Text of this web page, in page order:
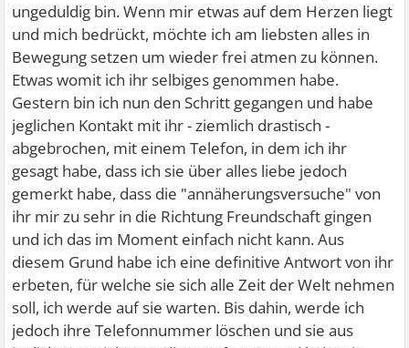
ungeduldig bin. Wenn mir etwas auf dem Herzen liegt
und mich bedrückt, möchte ich am liebsten alles in
Bewegung setzen um wieder frei atmen zu können.
Etwas womit ich ihr selbiges genommen habe.
Gestern bin ich nun den Schritt gegangen und habe
jeglichen Kontakt mit ihr - ziemlich drastisch -
abgebrochen, mit einem Telefon, in dem ich ihr
gesagt habe, dass ich sie über alles liebe jedoch
gemerkt habe, dass die "annäherungsversuche" von
ihr mir zu sehr in die Richtung Freundschaft gingen
und ich das im Moment einfach nicht kann. Aus
diesem Grund habe ich eine definitive Antwort von ihr
erbeten, für welche sie sich alle Zeit der Welt nehmen
soll, ich werde auf sie warten. Bis dahin, werde ich
jedoch ihre Telefonnummer löschen und sie aus